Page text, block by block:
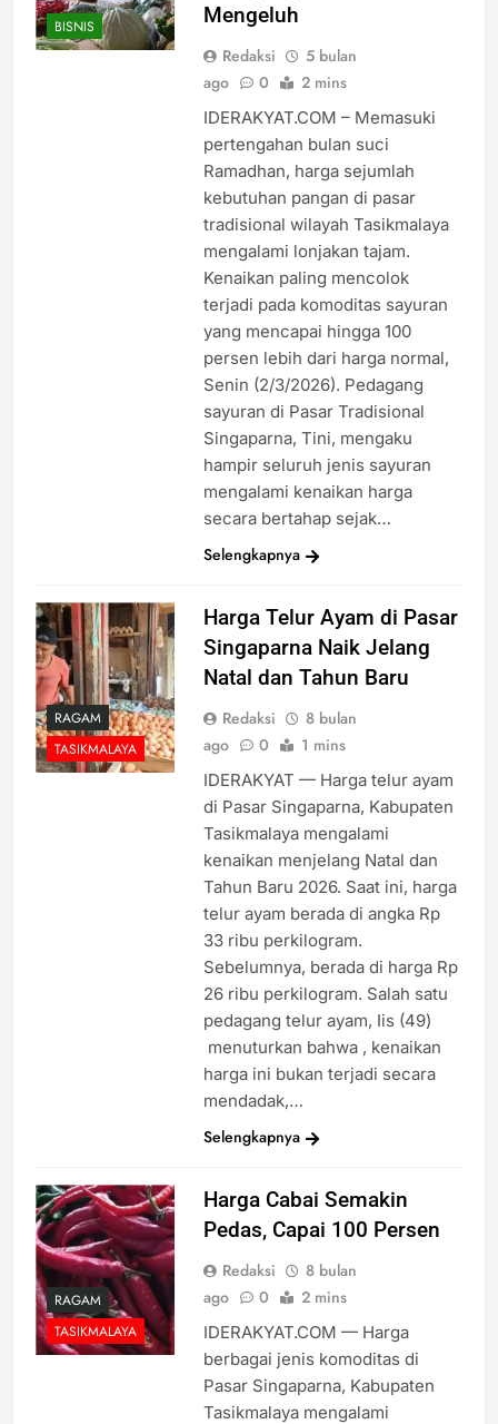
BISNIS
Mengeluh
Redaksi
5 bulan
ago
0 2 mins
IDERAKYAT.COM – Memasuki
pertengahan bulan suci
Ramadhan, harga sejumlah
kebutuhan pangan di pasar
tradisional wilayah Tasikmalaya
mengalami lonjakan tajam.
Kenaikan paling mencolok
terjadi pada komoditas sayuran
yang mencapai hingga 100
persen lebih dari harga normal,
Senin (2/3/2026). Pedagang
sayuran di Pasar Tradisional
Singaparna, Tini, mengaku
hampir seluruh jenis sayuran
mengalami kenaikan harga
secara bertahap sejak…
Selengkapnya
RAGAM
TASIKMALAYA
Harga Telur Ayam di Pasar
Singaparna Naik Jelang
Natal dan Tahun Baru
Redaksi
8 bulan
ago
0 1 mins
IDERAKYAT — Harga telur ayam
di Pasar Singaparna, Kabupaten
Tasikmalaya mengalami
kenaikan menjelang Natal dan
Tahun Baru 2026. Saat ini, harga
telur ayam berada di angka Rp
33 ribu perkilogram.
Sebelumnya, berada di harga Rp
26 ribu perkilogram. Salah satu
pedagang telur ayam, Iis (49)
menuturkan bahwa , kenaikan
harga ini bukan terjadi secara
mendadak,…
Selengkapnya
RAGAM
TASIKMALAYA
Harga Cabai Semakin
Pedas, Capai 100 Persen
Redaksi
8 bulan
ago
0 2 mins
IDERAKYAT.COM — Harga
berbagai jenis komoditas di
Pasar Singaparna, Kabupaten
Tasikmalaya mengalami